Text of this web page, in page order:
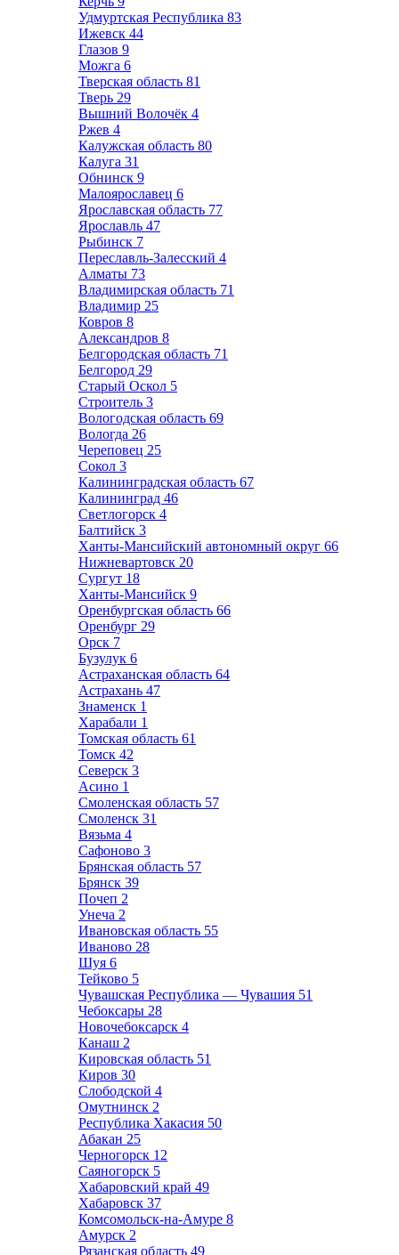
Удмуртская Республика 83
Ижевск 44
Глазов 9
Можга 6
Тверская область 81
Тверь 29
Вышний Волочёк 4
Ржев 4
Калужская область 80
Калуга 31
Обнинск 9
Малоярославец 6
Ярославская область 77
Ярославль 47
Рыбинск 7
Переславль-Залесский 4
Алматы 73
Владимирская область 71
Владимир 25
Ковров 8
Александров 8
Белгородская область 71
Белгород 29
Старый Оскол 5
Строитель 3
Вологодская область 69
Вологда 26
Череповец 25
Сокол 3
Калининградская область 67
Калининград 46
Светлогорск 4
Балтийск 3
Ханты-Мансийский автономный округ 66
Нижневартовск 20
Сургут 18
Ханты-Мансийск 9
Оренбургская область 66
Оренбург 29
Орск 7
Бузулук 6
Астраханская область 64
Астрахань 47
Знаменск 1
Харабали 1
Томская область 61
Томск 42
Северск 3
Асино 1
Смоленская область 57
Смоленск 31
Вязьма 4
Сафоново 3
Брянская область 57
Брянск 39
Почеп 2
Унеча 2
Ивановская область 55
Иваново 28
Шуя 6
Тейково 5
Чувашская Республика — Чувашия 51
Чебоксары 28
Новочебоксарск 4
Канаш 2
Кировская область 51
Киров 30
Слободской 4
Омутнинск 2
Республика Хакасия 50
Абакан 25
Черногорск 12
Саяногорск 5
Хабаровский край 49
Хабаровск 37
Комсомольск-на-Амуре 8
Амурск 2
Рязанская область 49